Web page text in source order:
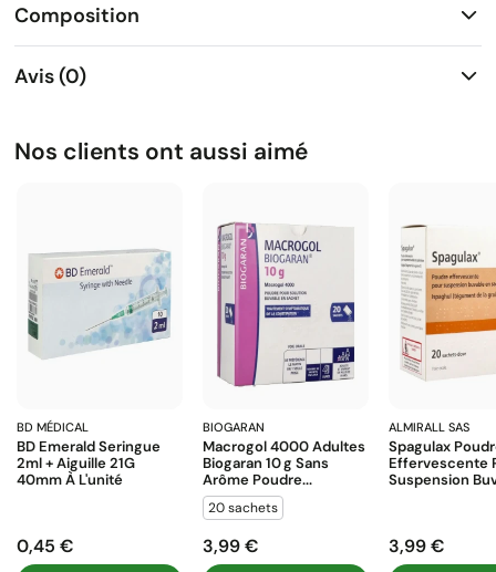
Composition
Avis (0)
Nos clients ont aussi aimé
BD MÉDICAL
BD Emerald Seringue
2ml + Aiguille 21G
40mm À L'unité
Prix
0,45 €
BIOGARAN
Macrogol 4000 Adultes
Biogaran 10 G Sans
Arôme Poudre...
20 sachets
Prix
3,99 €
ALMIRALL SAS
Spagulax
Effervescente
Suspension
Prix
3,99 €